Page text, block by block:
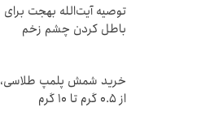
توصیه آیت‌الله بهجت برای
باطل کردن چشم زخم
خرید شمش پلمپ طلاسی،
از ۰.۵ گرم تا ۱۰ گرم